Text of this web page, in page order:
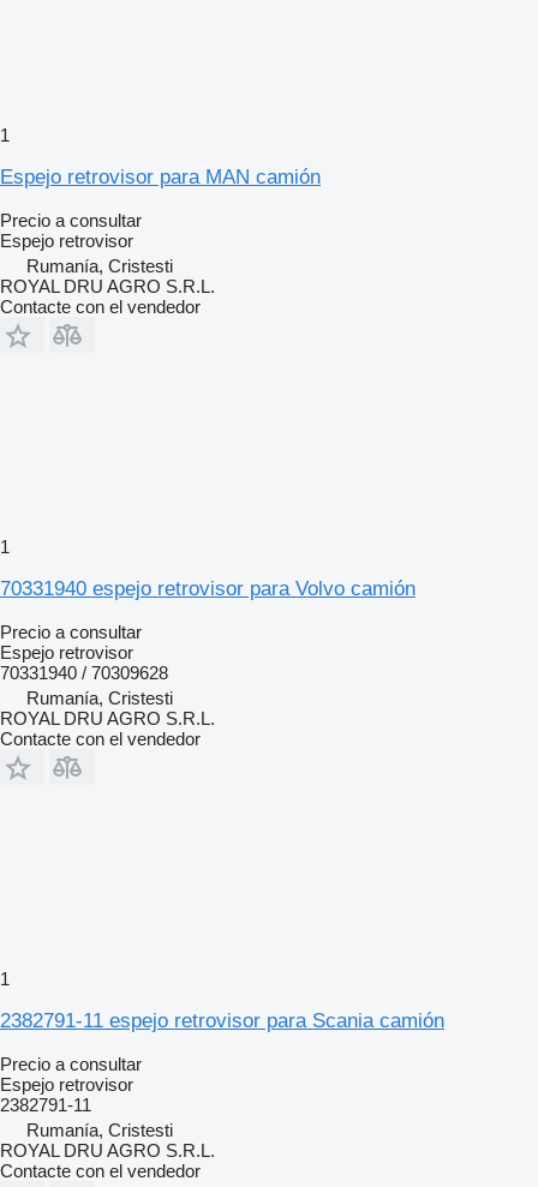
1
Espejo retrovisor para MAN camión
Precio a consultar
Espejo retrovisor
Rumanía, Cristesti
ROYAL DRU AGRO S.R.L.
Contacte con el vendedor
1
70331940 espejo retrovisor para Volvo camión
Precio a consultar
Espejo retrovisor
70331940 / 70309628
Rumanía, Cristesti
ROYAL DRU AGRO S.R.L.
Contacte con el vendedor
1
2382791-11 espejo retrovisor para Scania camión
Precio a consultar
Espejo retrovisor
2382791-11
Rumanía, Cristesti
ROYAL DRU AGRO S.R.L.
Contacte con el vendedor